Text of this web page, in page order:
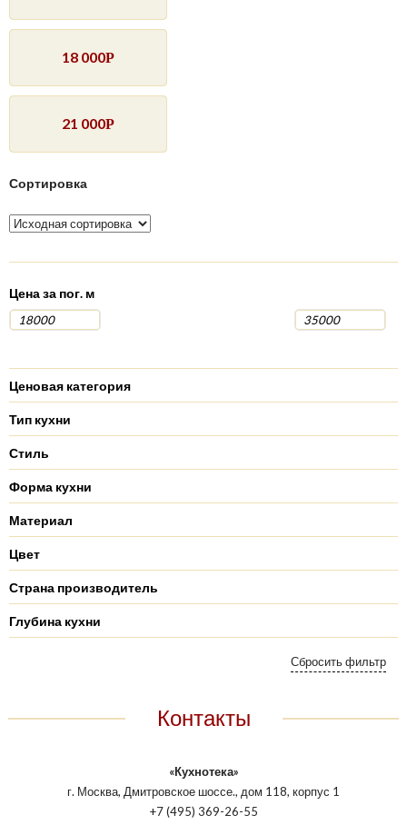
18 000Р
21 000Р
Сортировка
Цена за пог. м
Ценовая категория
Тип кухни
Стиль
Форма кухни
Материал
Цвет
Страна производитель
Глубина кухни
Контакты
«Кухнотека»
г. Москва, Дмитровское шоссе., дом 118, корпус 1
+7 (495) 369-26-55